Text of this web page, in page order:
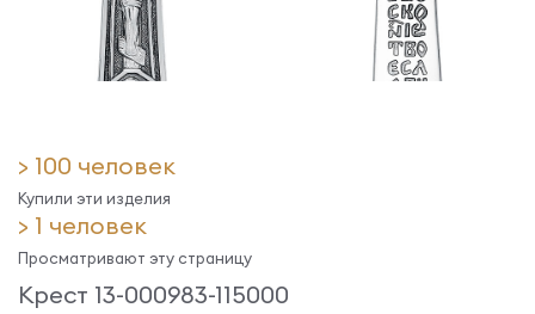
> 100 человек
Купили эти изделия
> 1 человек
Просматривают эту страницу
Крест 13-000983-115000